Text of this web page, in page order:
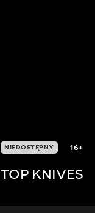
NIEDOSTĘPNY 16+
TOP KNIVES